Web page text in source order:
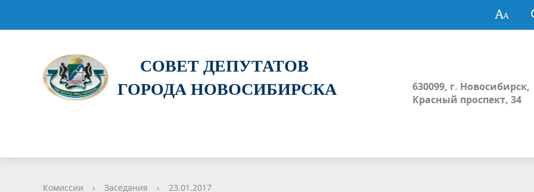
СОВЕТ ДЕПУТАТОВ
ГОРОДА НОВОСИБИРСКА
630099, г. Новосибирск,
Красный проспект, 34
Комиссии › Заседания › 23.01.2017